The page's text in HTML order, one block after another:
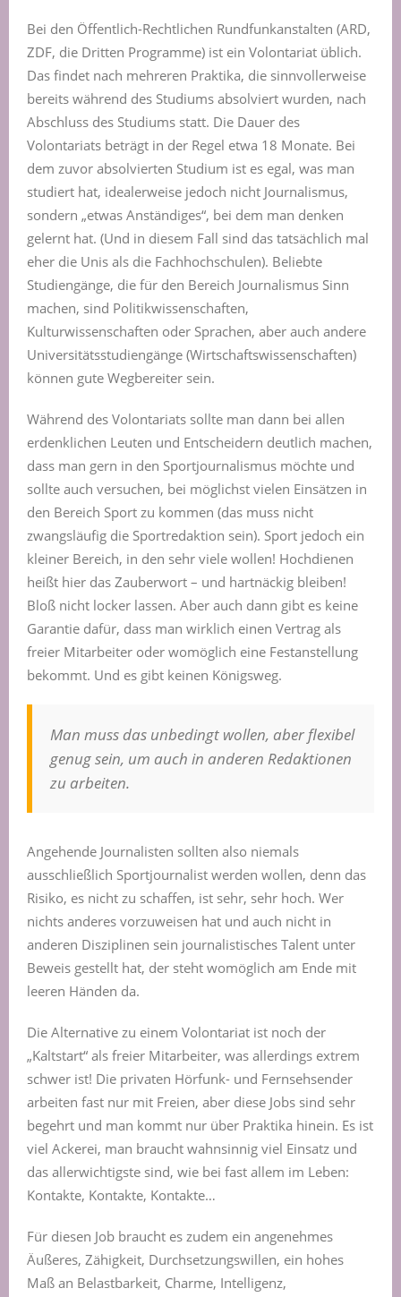
Bei den Öffentlich-Rechtlichen Rundfunkanstalten (ARD,
ZDF, die Dritten Programme) ist ein Volontariat üblich.
Das findet nach mehreren Praktika, die sinnvollerweise
bereits während des Studiums absolviert wurden, nach
Abschluss des Studiums statt. Die Dauer des
Volontariats beträgt in der Regel etwa 18 Monate. Bei
dem zuvor absolvierten Studium ist es egal, was man
studiert hat, idealerweise jedoch nicht Journalismus,
sondern „etwas Anständiges“, bei dem man denken
gelernt hat. (Und in diesem Fall sind das tatsächlich mal
eher die Unis als die Fachhochschulen). Beliebte
Studiengänge, die für den Bereich Journalismus Sinn
machen, sind Politikwissenschaften,
Kulturwissenschaften oder Sprachen, aber auch andere
Universitätsstudiengänge (Wirtschaftswissenschaften)
können gute Wegbereiter sein.
Während des Volontariats sollte man dann bei allen
erdenklichen Leuten und Entscheidern deutlich machen,
dass man gern in den Sportjournalismus möchte und
sollte auch versuchen, bei möglichst vielen Einsätzen in
den Bereich Sport zu kommen (das muss nicht
zwangsläufig die Sportredaktion sein). Sport jedoch ein
kleiner Bereich, in den sehr viele wollen! Hochdienen
heißt hier das Zauberwort – und hartnäckig bleiben!
Bloß nicht locker lassen. Aber auch dann gibt es keine
Garantie dafür, dass man wirklich einen Vertrag als
freier Mitarbeiter oder womöglich eine Festanstellung
bekommt. Und es gibt keinen Königsweg.
Man muss das unbedingt wollen, aber flexibel
genug sein, um auch in anderen Redaktionen
zu arbeiten.
Angehende Journalisten sollten also niemals
ausschließlich Sportjournalist werden wollen, denn das
Risiko, es nicht zu schaffen, ist sehr, sehr hoch. Wer
nichts anderes vorzuweisen hat und auch nicht in
anderen Disziplinen sein journalistisches Talent unter
Beweis gestellt hat, der steht womöglich am Ende mit
leeren Händen da.
Die Alternative zu einem Volontariat ist noch der
„Kaltstart“ als freier Mitarbeiter, was allerdings extrem
schwer ist! Die privaten Hörfunk- und Fernsehsender
arbeiten fast nur mit Freien, aber diese Jobs sind sehr
begehrt und man kommt nur über Praktika hinein. Es ist
viel Ackerei, man braucht wahnsinnig viel Einsatz und
das allerwichtigste sind, wie bei fast allem im Leben:
Kontakte, Kontakte, Kontakte…
Für diesen Job braucht es zudem ein angenehmes
Äußeres, Zähigkeit, Durchsetzungswillen, ein hohes
Maß an Belastbarkeit, Charme, Intelligenz,